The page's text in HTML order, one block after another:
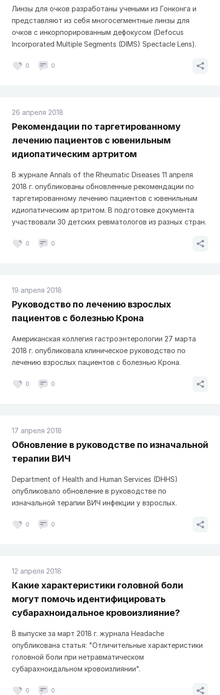
Линзы для очков разработаны учеными из Гонконга и
представляют из себя многосегментные линзы для
очков с инкорпорированным дефокусом (Defocus
Incorporated Multiple Segments (DIMS) Spectacle Lens).
0 0
26 апреля 2018
Рекомендации по таргетированному
лечению пациентов с ювенильным
идиопатическим артритом
В журнале Annals of the Rheumatic Diseases 11 апреля
2018 г. опубликованы обновленные рекомендации по
таргетированному лечению пациентов с ювенильным
идиопатическим артритом. В подготовке документа
участвовали 30 детских ревматологов из разных стран.
0 0
19 апреля 2018
Руководство по лечению взрослых
пациентов с болезнью Крона
Американская коллегия гастроэнтерологии 27 марта
2018 г. опубликовала клиническое руководство по
лечению взрослых пациентов с болезнью Крона.
0 0
17 апреля 2018
Обновление в руководстве по изначальной
терапии ВИЧ
Department of Health and Human Services (DHHS)
опубликовало обновление в руководстве по
изначальной терапии ВИЧ инфекции у взрослых.
0 0
12 апреля 2018
Какие характеристики головной боли
могут помочь идентифицировать
субарахноидальное кровоизлияние?
В выпуске за март 2018 г. журнала Headache
опубликована статья: "Отличительные характеристики
головной боли при нетравматическом
субарахноидальном кровоизлиянии".
0 0